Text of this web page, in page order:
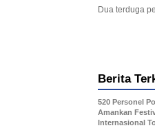
Dua terduga
Berita
520 Personel
Amankan
Internasional